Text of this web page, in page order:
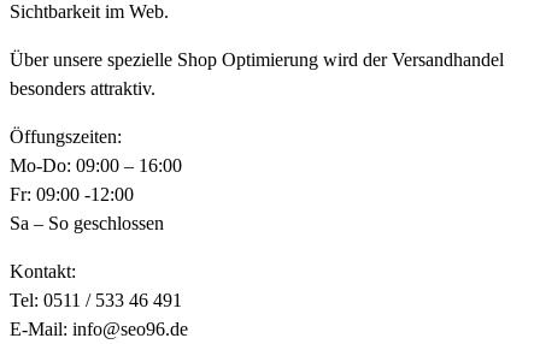
Sichtbarkeit im Web.
Über unsere spezielle Shop Optimierung wird der Versandhandel
besonders attraktiv.
Öffungszeiten:
Mo-Do: 09:00 – 16:00
Fr: 09:00 -12:00
Sa – So geschlossen
Kontakt:
Tel: 0511 / 533 46 491
E-Mail: info@seo96.de